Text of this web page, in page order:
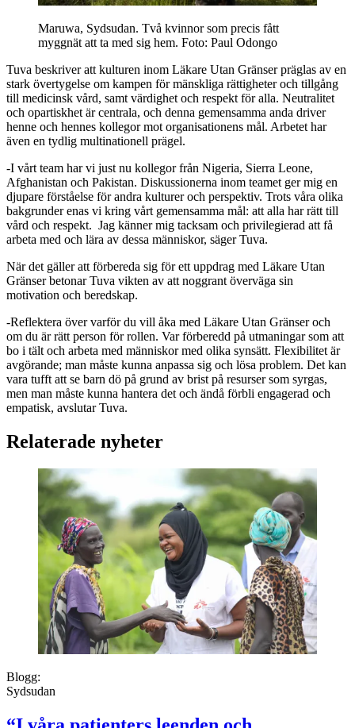
Maruwa, Sydsudan. Två kvinnor som precis fått
myggnät att ta med sig hem. Foto: Paul Odongo
Tuva beskriver att kulturen inom Läkare Utan Gränser präglas av en
stark övertygelse om kampen för mänskliga rättigheter och tillgång
till medicinsk vård, samt värdighet och respekt för alla. Neutralitet
och opartiskhet är centrala, och denna gemensamma anda driver
henne och hennes kollegor mot organisationens mål. Arbetet har
även en tydlig multinationell prägel.
-I vårt team har vi just nu kollegor från Nigeria, Sierra Leone,
Afghanistan och Pakistan. Diskussionerna inom teamet ger mig en
djupare förståelse för andra kulturer och perspektiv. Trots våra olika
bakgrunder enas vi kring vårt gemensamma mål: att alla har rätt till
vård och respekt. Jag känner mig tacksam och privilegierad att få
arbeta med och lära av dessa människor, säger Tuva.
När det gäller att förbereda sig för ett uppdrag med Läkare Utan
Gränser betonar Tuva vikten av att noggrant överväga sin
motivation och beredskap.
-Reflektera över varför du vill åka med Läkare Utan Gränser och
om du är rätt person för rollen. Var förberedd på utmaningar som att
bo i tält och arbeta med människor med olika synsätt. Flexibilitet är
avgörande; man måste kunna anpassa sig och lösa problem. Det kan
vara tufft att se barn dö på grund av brist på resurser som syrgas,
men man måste kunna hantera det och ändå förbli engagerad och
empatisk, avslutar Tuva.
Relaterade nyheter
Blogg:
Sydsudan